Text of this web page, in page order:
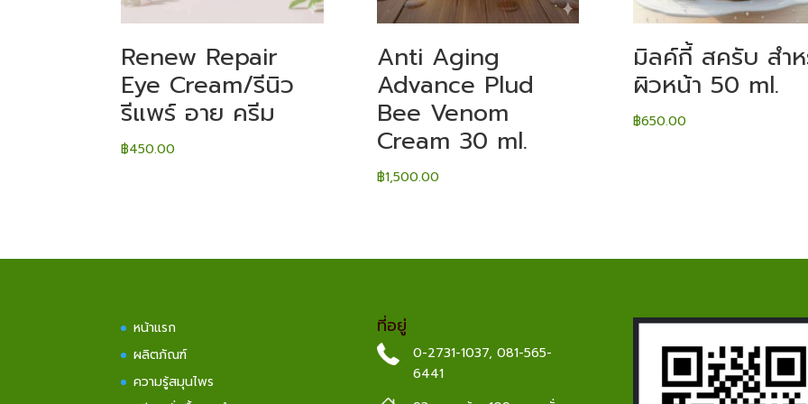
Renew Repair
Eye Cream/รีนิว
รีแพร์ อาย ครีม
฿450.00
Anti Aging
Advance Plud
Bee Venom
Cream 30 ml.
฿1,500.00
มิลค์กี้ สครับ สำ
ผิวหน้า 50 ml.
฿650.00
หน้าแรก
ผลิตภัณฑ์
ความรู้สมุนไพร
ที่อยู่
0-2731-1037, 081-565-
6441